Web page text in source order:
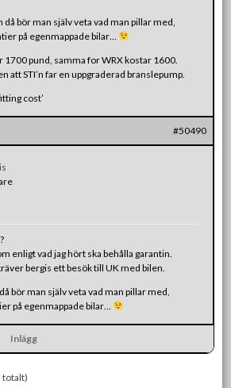
bör man själv veta vad man pillar med,
på egenmappade bilar…
1700 pund, samma for WRX kostar 1600.
att STI’n far en uppgraderad branslepump.
cost’
#50490
enligt vad jag hört ska behålla garantin.
bergis ett besök till UK med bilen.
bör man själv veta vad man pillar med,
på egenmappade bilar…
Inlägg
totalt)